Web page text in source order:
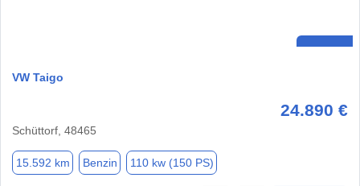
VW Taigo
24.890 €
Schüttorf, 48465
15.592 km Benzin 110 kw (150 PS)